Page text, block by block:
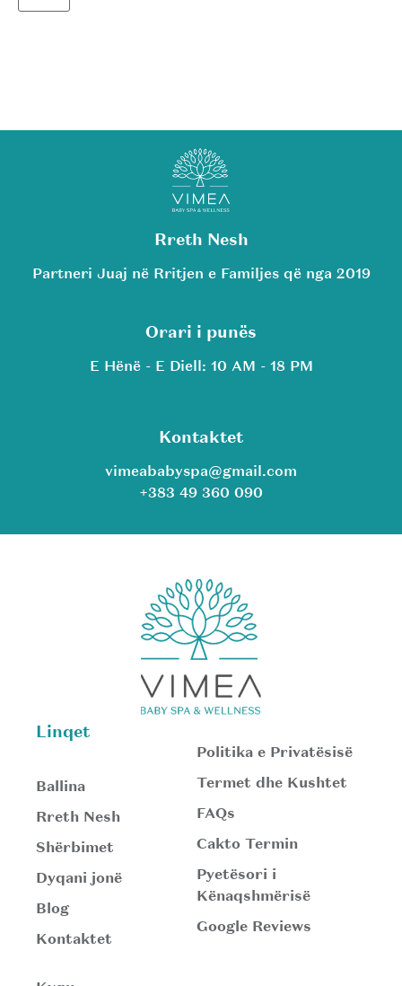
Rreth Nesh
Partneri Juaj në Rritjen e Familjes që nga 2019
Orari i punës
E Hënë - E Diell: 10 AM - 18 PM
Kontaktet
vimeababyspa@gmail.com
+383 49 360 090
Linqet
Ballina
Rreth Nesh
Shërbimet
Dyqani jonë
Blog
Kontaktet
Politika e Privatësisë
Termet dhe Kushtet
FAQs
Cakto Termin
Pyetësori i
Kënaqshmërisë
Google Reviews